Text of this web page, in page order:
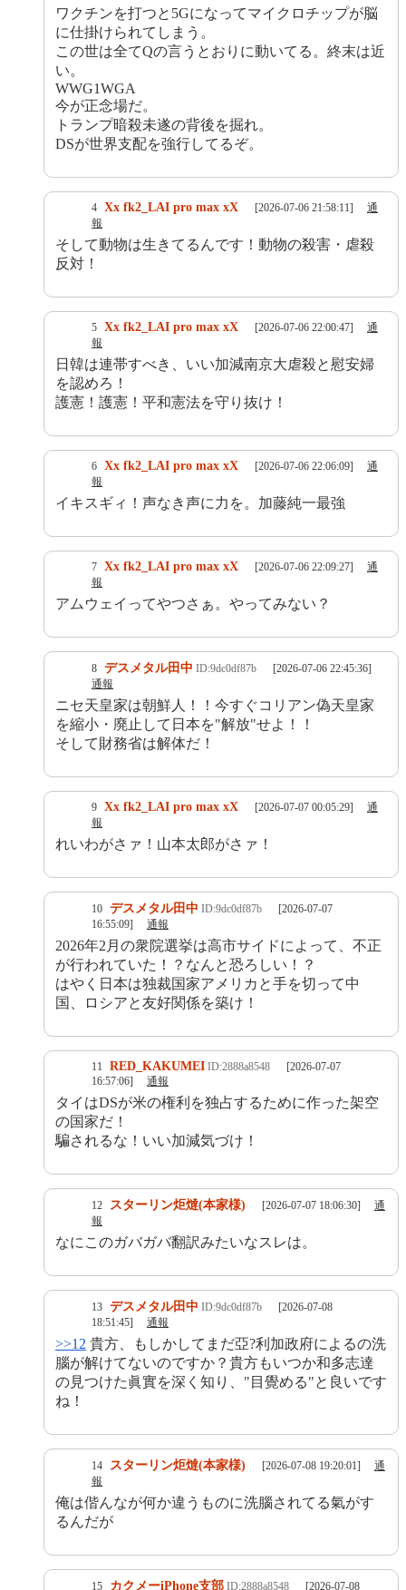
ワクチンを打つと5Gになってマイクロチップが脳
に仕掛けられてしまう。
この世は全てQの言うとおりに動いてる。終末は近
い。
WWG1WGA
今が正念場だ。
トランプ暗殺未遂の背後を掘れ。
DSが世界支配を強行してるぞ。
4 Xx fk2_LAI pro max xX [2026-07-06 21:58:11]
通
報
そして動物は生きてるんです！動物の殺害・虐殺
反対！
5 Xx fk2_LAI pro max xX [2026-07-06 22:00:47]
通
報
日韓は連帯すべき、いい加減南京大虐殺と慰安婦
を認めろ！
護憲！護憲！平和憲法を守り抜け！
6 Xx fk2_LAI pro max xX [2026-07-06 22:06:09]
通
報
イキスギィ！声なき声に力を。加藤純一最強
7 Xx fk2_LAI pro max xX [2026-07-06 22:09:27]
通
報
アムウェイってやつさぁ。やってみない？
8 デスメタル田中 ID:9dc0df87b
[2026-07-06 22:45:36]
通報
ニセ天皇家は朝鮮人！！今すぐコリアン偽天皇家
を縮小・廃止して日本を"解放"せよ！！
そして財務省は解体だ！
9 Xx fk2_LAI pro max xX [2026-07-07 00:05:29]
通
報
れいわがさァ！山本太郎がさァ！
10 デスメタル田中 ID:9dc0df87b
[2026-07-07
16:55:09]
通報
2026年2月の衆院選挙は高市サイドによって、不正
が行われていた！？なんと恐ろしい！？
はやく日本は独裁国家アメリカと手を切って中
国、ロシアと友好関係を築け！
11 RED_KAKUMEI ID:2888a8548
[2026-07-07
16:57:06]
通報
タイはDSが米の権利を独占するために作った架空
の国家だ！
騙されるな！いい加減気づけ！
12 スターリン炬燵(本家様) [2026-07-07 18:06:30]
通
報
なにこのガバガバ翻訳みたいなスレは。
13 デスメタル田中 ID:9dc0df87b
[2026-07-08
18:51:45]
通報
>>12 貴方、もしかしてまだ亞?利加政府によるの洗
腦が解けてないのですか？貴方もいつか和多志達
の見つけた眞實を深く知り、"目覺める"と良いです
ね！
14 スターリン炬燵(本家様) [2026-07-08 19:20:01]
通
報
俺は偕んなが何か違うものに洗腦されてる氣がす
るんだが
15 カクメーiPhone支部 ID:2888a8548 [2026-07-08